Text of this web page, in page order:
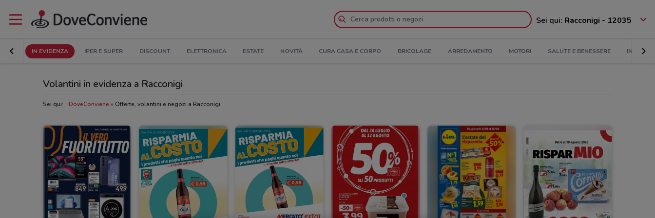
Sei qui: Racconigi - 12035
IN EVIDENZA IPER E SUPER DISCOUNT ELETTRONICA ESTATE NOVITÀ CURA CASA E CORPO BRICOLAGE ARREDAMENTO MOTORI SALUTE E BENESSERE INFANZIA
Volantini in evidenza a Racconigi
Sei qui: DoveConviene Offerte, volantini e negozi a Racconigi